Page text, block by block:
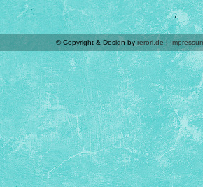
© Copyright & Design byrerori.de |